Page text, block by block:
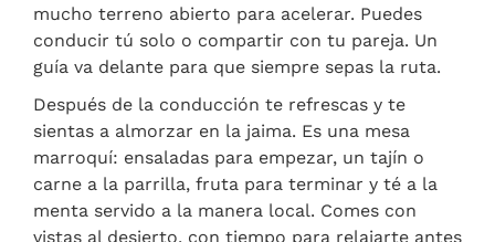
mucho terreno abierto para acelerar. Puedes
conducir tú solo o compartir con tu pareja. Un
guía va delante para que siempre sepas la ruta.
Después de la conducción te refrescas y te
sientas a almorzar en la jaima. Es una mesa
marroquí: ensaladas para empezar, un tajín o
carne a la parrilla, fruta para terminar y té a la
menta servido a la manera local. Comes con
vistas al desierto, con tiempo para relajarte antes